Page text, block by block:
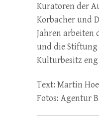
Kuratoren der
Korbacher und
Jahren arbeiten
und die
Kulturbesitz
Text: Martin
Fotos: Agentur